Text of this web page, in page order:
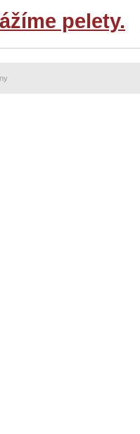
pelety.